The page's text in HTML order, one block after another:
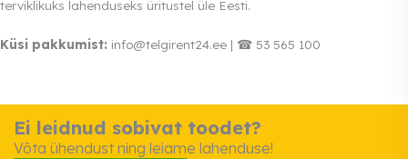
terviklikuks lahenduseks üritustel üle Eesti.
Küsi pakkumist: info@telgirent24.ee | ☎ 53 565 100
Ei leidnud sobivat toodet?
Võta ühendust ning leiame lahenduse!